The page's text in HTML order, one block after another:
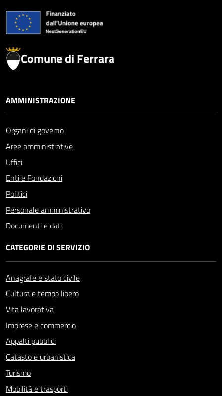
Comune di Ferrara
AMMINISTRAZIONE
Organi di governo
Aree amministrative
Uffici
Enti e Fondazioni
Politici
Personale amministrativo
Documenti e dati
CATEGORIE DI SERVIZIO
Anagrafe e stato civile
Cultura e tempo libero
Vita lavorativa
Imprese e commercio
Appalti pubblici
Catasto e urbanistica
Turismo
Mobilità e trasporti